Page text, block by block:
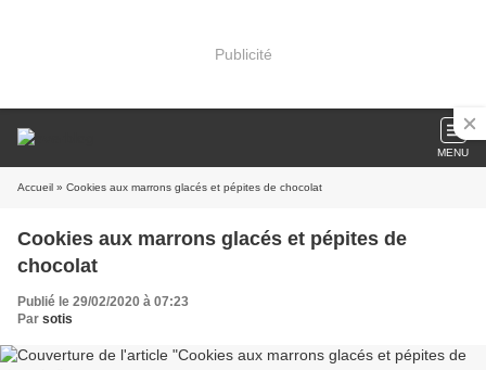
Publicité
MENU
Accueil » Cookies aux marrons glacés et pépites de chocolat
Cookies aux marrons glacés et pépites de
chocolat
Publié le 29/02/2020 à 07:23
Par sotis